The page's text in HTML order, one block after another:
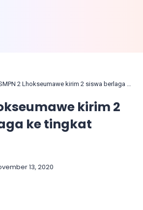
SMPN 2 Lhokseumawe kirim 2 siswa berlaga ke tingkat Nasional
kirim 2
ke tingkat
13, 2020